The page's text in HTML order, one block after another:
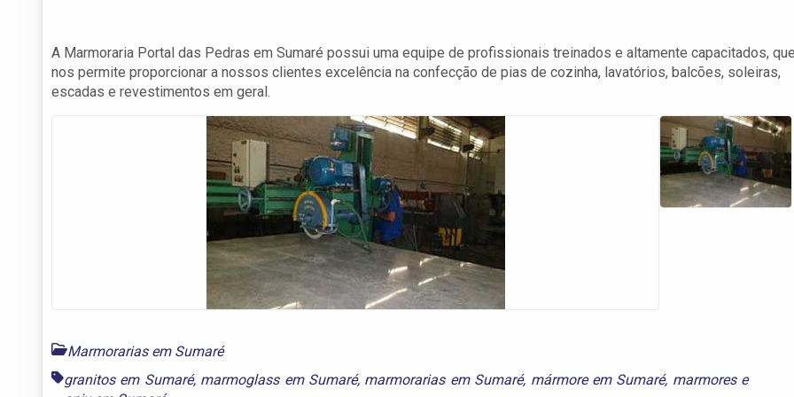
A Marmoraria Portal das Pedras em Sumaré possui uma equipe de profissionais treinados e altamente capacitados,
nos permite proporcionar a nossos clientes excelência na confecção de pias de cozinha, lavatórios, balcões, soleiras,
escadas e revestimentos em geral.
Marmorarias em Sumaré
granitos em Sumaré, marmoglass em Sumaré, marmorarias em Sumaré, mármore em Sumaré, marmorese